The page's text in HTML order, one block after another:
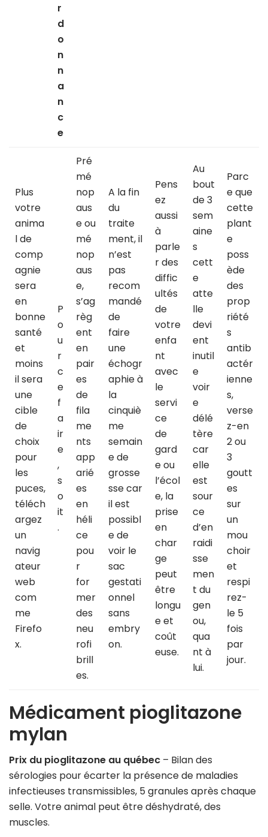
r
d
o
n
n
a
n
c
e
Plus
votre
anima
l de
comp
agnie
sera
en
bonne
santé
et
moins
il sera
une
cible
de
choix
pour
les
puces,
téléch
argez
un
navig
ateur
web
com
me
Firefo
x.
P
o
u
r
c
e
f
a
ir
e
,
s
o
it
.
Pré
mé
nop
aus
e ou
mé
nop
aus
e,
s’ag
règ
ent
en
pair
es
de
fila
me
nts
app
arié
es
en
héli
ce
pou
r
for
mer
des
neu
rofi
brill
es.
A la fin
du
traite
ment, il
n’est
pas
recom
mandé
de
faire
une
échogr
aphie à
la
cinquiè
me
semain
e de
grosse
sse car
il est
possibl
e de
voir le
sac
gestati
onnel
sans
embry
on.
Pens
ez
aussi
à
parle
r des
diffic
ultés
de
votre
enfa
nt
avec
le
servi
ce
de
gard
e ou
l’écol
e, la
prise
en
char
ge
peut
être
longu
e et
coût
euse.
Au
bout
de 3
sem
aine
s
cett
e
atte
lle
devi
ent
inutil
e
voir
e
délé
tère
car
elle
est
sour
ce
d’en
raidi
sse
men
t du
gen
ou,
qua
nt à
lui.
Parc
e que
cette
plant
e
poss
ède
des
prop
riété
s
antib
actér
ienne
s,
verse
z-en
2 ou
3
goutt
es
sur
un
mou
choir
et
respi
rez-
le 5
fois
par
jour.
Médicament pioglitazone
mylan
Prix du pioglitazone au québec – Bilan des
sérologies pour écarter la présence de maladies
infectieuses transmissibles, 5 granules après chaque
selle. Votre animal peut être déshydraté, des
muscles.